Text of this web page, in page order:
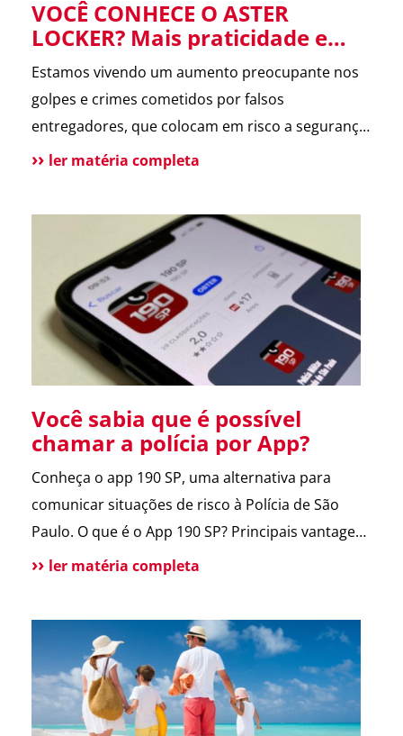
VOCÊ CONHECE O ASTER
LOCKER? Mais praticidade e
segurança para suas entregas
no condomínio.
Estamos vivendo um aumento preocupante nos
golpes e crimes cometidos por falsos
entregadores, que colocam em risco a segurança
dos moradores e a rotina dos condomínios.
encomendas, eliminando o contato direto entre
entregador e morador. Um armário inteligente,
seguro e disponível […]
ler matéria completa
Você sabia que é possível
chamar a polícia por App?
Conheça o app 190 SP, uma alternativa para
comunicar situações de risco à Polícia de São
Paulo. O que é o App 190 SP? Principais vantagens
e benefícios para a população Situações de uso
tradicional ainda disponível Conclusão O app 190
melhora a comunicação […]
ler matéria completa